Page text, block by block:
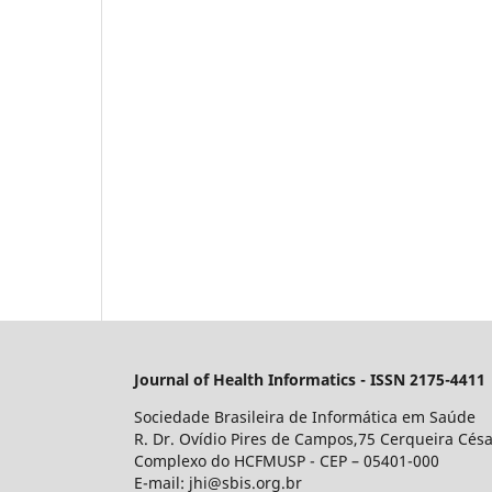
Journal of Health Informatics - ISSN 2175-4411
Sociedade Brasileira de Informática em Saúde
R. Dr. Ovídio Pires de Campos,75 Cerqueira
Complexo do HCFMUSP - CEP – 05401-000
E-mail: jhi@sbis.org.br